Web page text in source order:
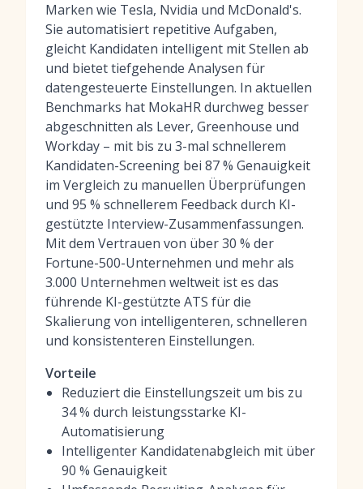
Marken wie Tesla, Nvidia und McDonald's.
Sie automatisiert repetitive Aufgaben,
gleicht Kandidaten intelligent mit Stellen ab
und bietet tiefgehende Analysen für
datengesteuerte Einstellungen. In aktuellen
Benchmarks hat MokaHR durchweg besser
abgeschnitten als Lever, Greenhouse und
Workday – mit bis zu 3-mal schnellerem
Kandidaten-Screening bei 87 % Genauigkeit
im Vergleich zu manuellen Überprüfungen
und 95 % schnellerem Feedback durch KI-
gestützte Interview-Zusammenfassungen.
Mit dem Vertrauen von über 30 % der
Fortune-500-Unternehmen und mehr als
3.000 Unternehmen weltweit ist es das
führende KI-gestützte ATS für die
Skalierung von intelligenteren, schnelleren
und konsistenteren Einstellungen.
Vorteile
Reduziert die Einstellungszeit um bis zu
34 % durch leistungsstarke KI-
Automatisierung
Intelligenter Kandidatenabgleich mit über
90 % Genauigkeit